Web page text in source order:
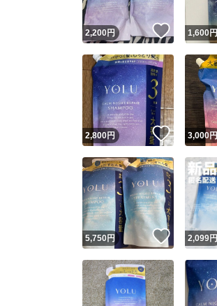
2,200円 いいね！
1,600円
2,800円 いいね！
3,000円
5,750円 いいね！
2,099円